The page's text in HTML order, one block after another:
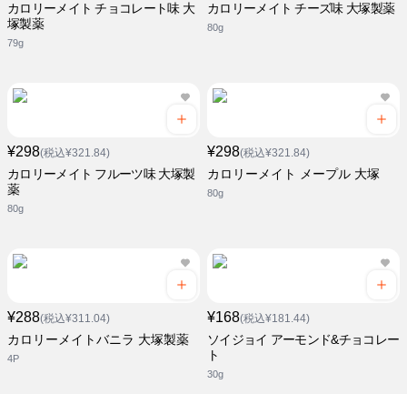
カロリーメイト チョコレート味 大
塚製薬
79g
カロリーメイト チーズ味 大塚製薬
80g
¥298(税込¥321.84)
カロリーメイト フルーツ味 大塚製
薬
80g
¥298(税込¥321.84)
カロリーメイト メープル 大塚
80g
¥288(税込¥311.04)
カロリーメイトバニラ 大塚製薬
4P
¥168(税込¥181.44)
ソイジョイ アーモンド&チョコレー
ト
30g